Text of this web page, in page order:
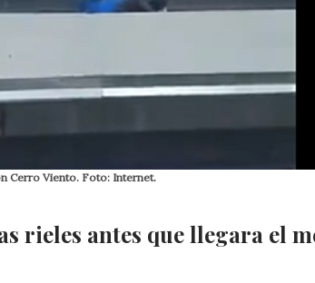
Cerro Viento. Foto: Internet.
rieles antes que llegara el